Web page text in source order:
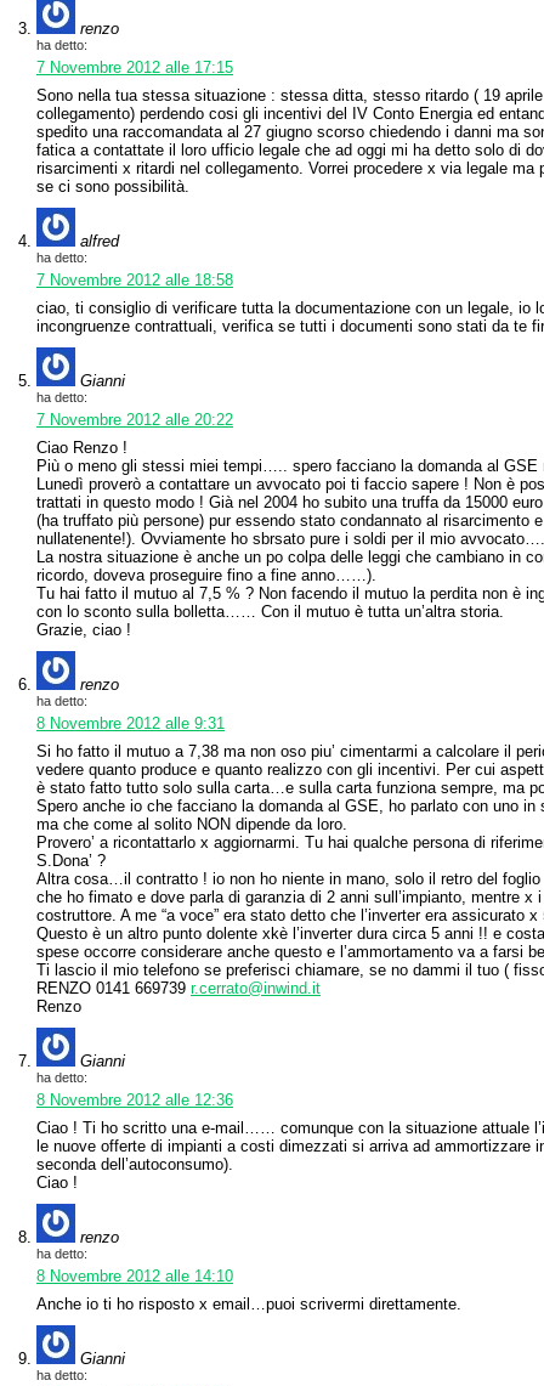
renzo
ha detto:
7 Novembre 2012 alle 17:15
Sono nella tua stessa situazione : stessa ditta, stesso ritardo ( 19
collegamento) perdendo cosi gli incentivi del IV Conto Energia ed
spedito una raccomandata al 27 giugno scorso chiedendo i danni ma
fatica a contattate il loro ufficio legale che ad oggi mi ha detto solo di
risarcimenti x ritardi nel collegamento. Vorrei procedere x via legale ma
se ci sono possibilità.
alfred
ha detto:
7 Novembre 2012 alle 18:58
ciao, ti consiglio di verificare tutta la documentazione con un legale, io
incongruenze contrattuali, verifica se tutti i documenti sono stati da te
Gianni
ha detto:
7 Novembre 2012 alle 20:22
Ciao Renzo !
Più o meno gli stessi miei tempi….. spero facciano la domanda al GSE
Lunedì proverò a contattare un avvocato poi ti faccio sapere ! Non è
trattati in questo modo ! Già nel 2004 ho subito una truffa da 15000
(ha truffato più persone) pur essendo stato condannato al risarcimento
nullatenente!). Ovviamente ho sbrsato pure i soldi per il mio
La nostra situazione è anche un po colpa delle leggi che cambiano in
ricordo, doveva proseguire fino a fine anno……).
Tu hai fatto il mutuo al 7,5 % ? Non facendo il mutuo la perdita non è
con lo sconto sulla bolletta…… Con il mutuo è tutta un’altra storia.
Grazie, ciao !
renzo
ha detto:
8 Novembre 2012 alle 9:31
Si ho fatto il mutuo a 7,38 ma non oso piu’ cimentarmi a calcolare il
vedere quanto produce e quanto realizzo con gli incentivi. Per cui
è stato fatto tutto solo sulla carta…e sulla carta funziona sempre, ma
Spero anche io che facciano la domanda al GSE, ho parlato con uno
ma che come al solito NON dipende da loro.
Provero’ a ricontattarlo x aggiornarmi. Tu hai qualche persona di
S.Dona’ ?
Altra cosa…il contratto ! io non ho niente in mano, solo il retro del foglio
che ho fimato e dove parla di garanzia di 2 anni sull’impianto, mentre x
costruttore. A me “a voce” era stato detto che l’inverter era assicurato x
Questo è un altro punto dolente xkè l’inverter dura circa 5 anni !! e
spese occorre considerare anche questo e l’ammortamento va a farsi
Ti lascio il mio telefono se preferisci chiamare, se no dammi il tuo (
RENZO 0141 669739 r.cerrato@inwind.it
Renzo
Gianni
ha detto:
8 Novembre 2012 alle 12:36
Ciao ! Ti ho scritto una e-mail…… comunque con la situazione attuale
le nuove offerte di impianti a costi dimezzati si arriva ad ammortizzare
seconda dell’autoconsumo).
Ciao !
renzo
ha detto:
8 Novembre 2012 alle 14:10
Anche io ti ho risposto x email…puoi scrivermi direttamente.
Gianni
ha detto: